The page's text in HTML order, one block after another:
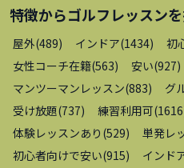
特徴からゴルフレッスン
屋外(489) インドア(1434) 初
女性コーチ在籍(563) 安い(927)
マンツーマンレッスン(883) グ
受け放題(737) 練習利用可(1616
体験レッスンあり (529) 単発レ
初心者向けで安い(915) インド